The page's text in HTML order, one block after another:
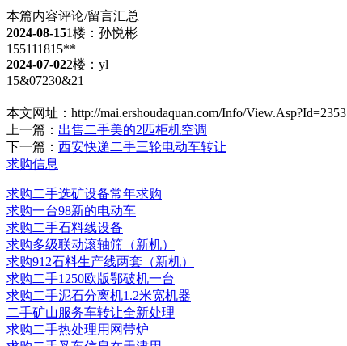
本篇内容评论/留言汇总
2024-08-151楼：孙悦彬
155111815**
2024-07-022楼：yl
15&07230&21
本文网址： http://mai.ershoudaquan.com/Info/View.Asp?Id=2353
上一篇： 出售二手美的2匹柜机空调
下一篇： 西安快递二手三轮电动车转让
求购信息
求购二手选矿设备常年求购
求购一台98新的电动车
求购二手石料线设备
求购多级联动滚轴筛（新机）
求购912石料生产线两套（新机）
求购二手1250欧版鄂破机一台
求购二手泥石分离机1.2米宽机器
二手矿山服务车转让全新处理
求购二手热处理用网带炉